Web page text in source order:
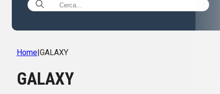
Home| GALAXY
GALAXY